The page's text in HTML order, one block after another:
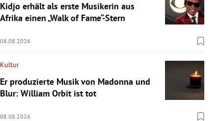
Kidjo erhält als erste Musikerin aus
Afrika einen „Walk of Fame“-Stern
08.08.2026
Kultur
Er produzierte Musik von Madonna und
Blur: William Orbit ist tot
08.08.2026